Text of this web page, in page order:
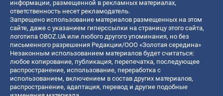
информации, размещенной в рекламных материалах,
ответственность несет рекламодатель.
Запрещено использование материалов размещенных на этом
сайте, даже с указанием гиперссылки на страницу этого сайта,
логотипа OBOZ.UA или любого другого упоминания, но без
письменного разрешения Редакции/ООО «Золотая середина»
Незаконным использованием материалов будет считаться:
любое копирование, публикация, перепечатка, последующее
распространение, использование, переработка с
использованием, включением в состав других материалов,
распространение, адаптация, перевод и другие подобные